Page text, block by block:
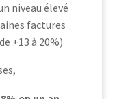
niveau élevé
factures
+13 à 20%)